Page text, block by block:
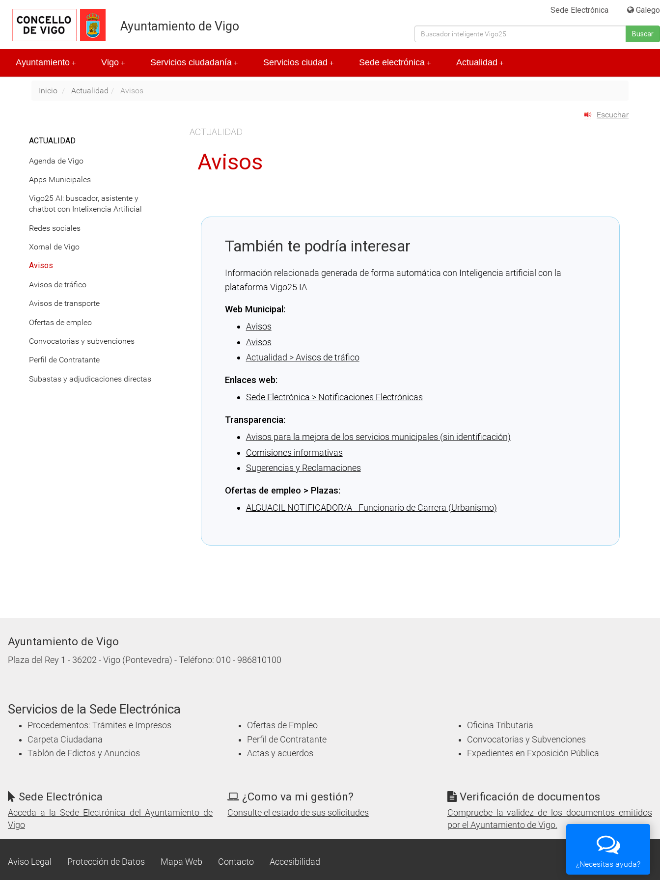
Sede Electrónica Galego
Buscar
Ayuntamiento de Vigo
+
Ayuntamiento +
Vigo +
Servicios ciudadanía +
Servicios ciudad +
Sede electrónica +
Actualidad
Inicio Actualidad Avisos
Escuchar
ACTUALIDAD
Avisos
También te podría interesar
Información relacionada generada de forma automática con Inteligencia artificial con la
plataforma Vigo25 IA
Web Municipal:
Avisos
Avisos
Actualidad > Avisos de tráfico
Enlaces web:
Sede Electrónica > Notificaciones Electrónicas
Transparencia:
Avisos para la mejora de los servicios municipales (sin identificación)
Comisiones informativas
Sugerencias y Reclamaciones
Ofertas de empleo > Plazas:
ALGUACIL NOTIFICADOR/A - Funcionario de Carrera (Urbanismo)
ACTUALIDAD
Agenda de Vigo
Apps Municipales
Vigo25 AI: buscador, asistente y
chatbot con Intelixencia Artificial
Redes sociales
Xornal de Vigo
Avisos
Avisos de tráfico
Avisos de transporte
Ofertas de empleo
Convocatorias y subvenciones
Perfil de Contratante
Subastas y adjudicaciones directas
Ayuntamiento de Vigo
Plaza del Rey 1 - 36202 - Vigo (Pontevedra) - Teléfono: 010 - 986810100
Servicios de la Sede Electrónica
Procedementos: Trámites e Impresos
Carpeta Ciudadana
Tablón de Edictos y Anuncios
Ofertas de Empleo
Perfil de Contratante
Actas y acuerdos
Oficina Tributaria
Convocatorias y Subvenciones
Expedientes en Exposición Pública
Sede Electrónica
Acceda a la Sede Electrónica del Ayuntamiento de
Vigo
¿Como va mi gestión?
Consulte el estado de sus solicitudes
Verificación de documentos
Compruebe la validez de los documentos emitidos
por el Ayuntamiento de Vigo.
Aviso Legal Protección de Datos Mapa Web Contacto Accesibilidad ¿Necesitas ayuda?